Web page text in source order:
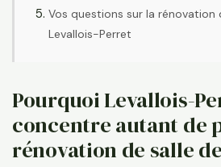
Vos questions sur la rénovation
Levallois-Perret
Pourquoi Levallois-
concentre autant de
rénovation de salle